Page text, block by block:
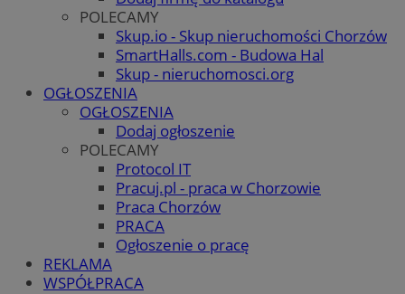
POLECAMY
Skup.io - Skup nieruchomości Chorzów
SmartHalls.com - Budowa Hal
Skup - nieruchomosci.org
OGŁOSZENIA
OGŁOSZENIA
Dodaj ogłoszenie
POLECAMY
Protocol IT
Pracuj.pl - praca w Chorzowie
Praca Chorzów
PRACA
Ogłoszenie o pracę
REKLAMA
WSPÓŁPRACA